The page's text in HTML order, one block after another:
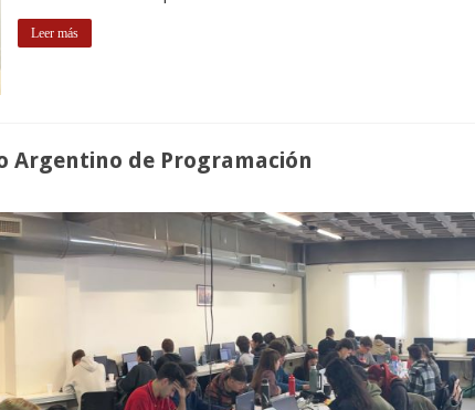
Leer más
Argentino de Programación